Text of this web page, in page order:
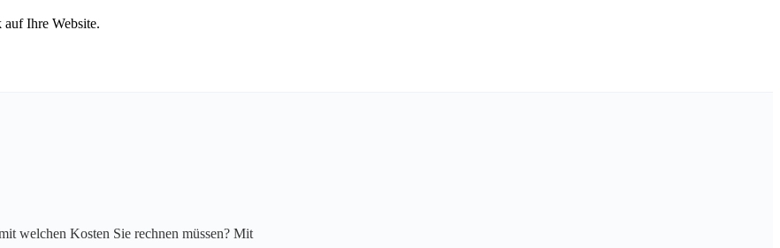
Ihre Website.
welchen Kosten Sie rechnen müssen? Mit